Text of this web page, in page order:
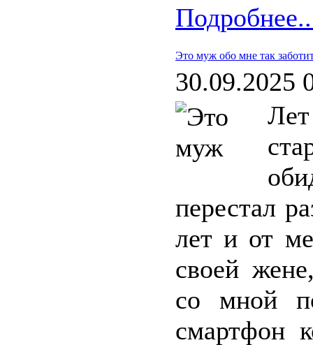
Это муж обо мне так
30.09.2025
перестал
лет и от
своей
со мной
смартфон